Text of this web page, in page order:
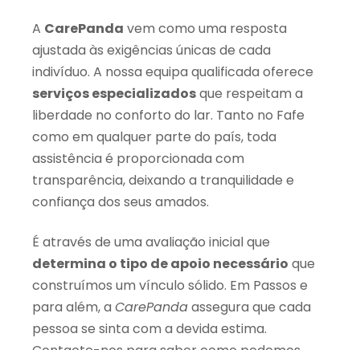
A CarePanda vem como uma resposta
ajustada às exigências únicas de cada
indivíduo. A nossa equipa qualificada oferece
serviços especializadosque respeitam a
liberdade no conforto do lar. Tanto no Fafe
como em qualquer parte do país, toda
assistência é proporcionada com
transparência, deixando a tranquilidade e
confiança dos seus amados.
É através de uma avaliação inicial que
determina o tipo de apoio necessário que
construímos um vínculo sólido. Em Passos e
para além, a CarePandaassegura que cada
pessoa se sinta com a devida estima.